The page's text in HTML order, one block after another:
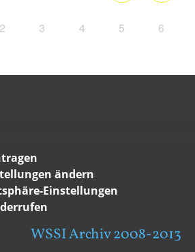
2 3 4 5 6
ändern
Einstellungen
WSSI Archiv 2008-2013